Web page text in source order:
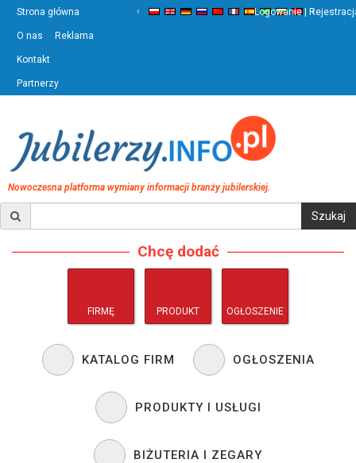
Strona główna
O nas Reklama
Kontakt
Partnerzy
‹ ›
Logowanie |
Nowoczesna platforma wymiany informacji branży jubilerskiej.
Chcę dodać
FIRMĘ PRODUKT OGŁOSZENIE
KATALOG FIRM OGŁOSZENIA
PRODUKTY I USŁUGI
BIŻUTERIA I ZEGARY